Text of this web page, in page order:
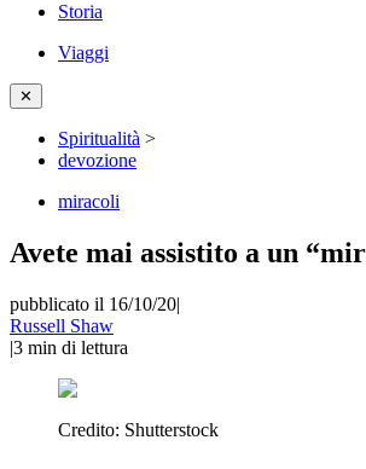
Storia
Viaggi
✕
Spiritualità >
devozione
miracoli
Avete mai assistito a un
pubblicato il 16/10/20|
Russell Shaw
|3 min di lettura
Credito: Shutterstock